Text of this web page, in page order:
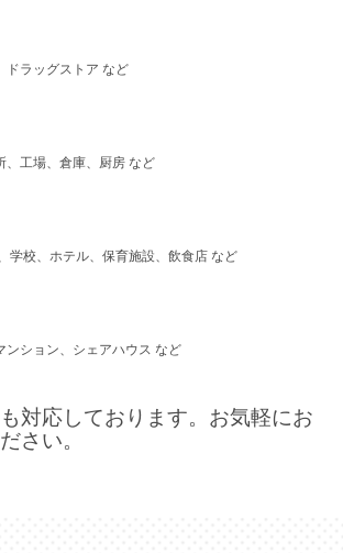
ドラッグストア など
、工場、倉庫、厨房 など
学校、ホテル、保育施設、飲食店 など
ンション、シェアハウス など
対応しております。お気軽にお
さい。